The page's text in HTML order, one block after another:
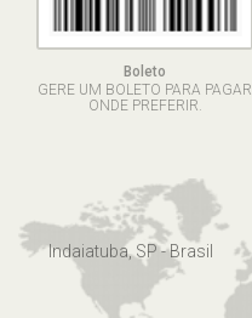
Boleto
GERE UM BOLETO PARA PAGAR
ONDE PREFERIR.
Indaiatuba, SP - Brasil